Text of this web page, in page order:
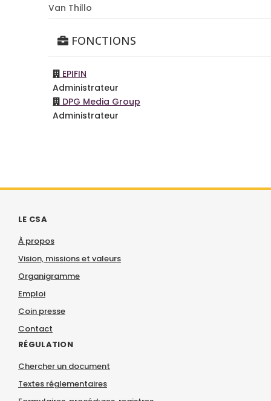
Van Thillo
FONCTIONS
EPIFIN
Administrateur
DPG Media Group
Administrateur
LE CSA
À propos
Vision, missions et valeurs
Organigramme
Emploi
Coin presse
Contact
RÉGULATION
Chercher un document
Textes réglementaires